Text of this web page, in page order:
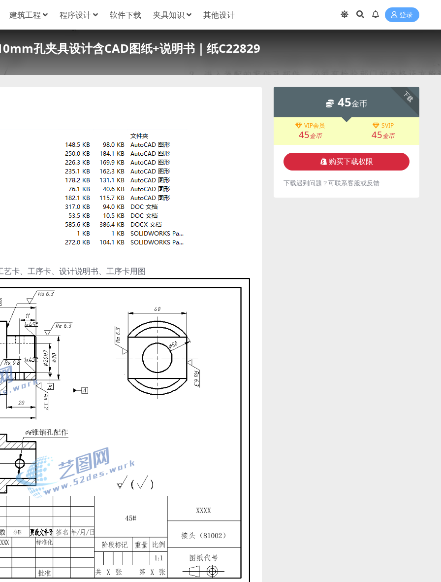
建筑工程 程序设计 软件下载 夹具知识 其他设计 登录
孔夹具设计含CAD图纸+说明书｜纸C22829
艺卡、工序卡、设计说明书、工序卡用图
下载
45金币
VIP会员
45金币
SVIP
45金币
购买下载权限
下载遇到问题？可联系客服或反馈